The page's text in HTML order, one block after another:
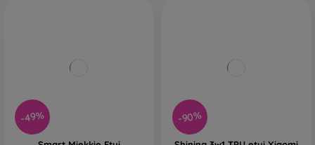
-49% -90%